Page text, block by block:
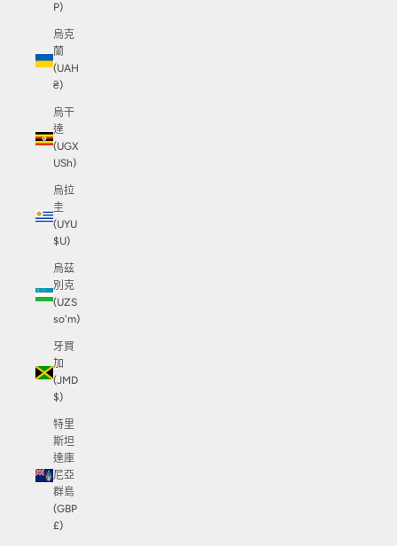
P)
烏克
蘭
(UAH
₴)
烏干
達
(UGX
USh)
烏拉
圭
(UYU
$U)
烏茲
別克
(UZS
so'm)
牙買
加
(JMD
$)
特里
斯坦
達庫
尼亞
群島
(GBP
£)